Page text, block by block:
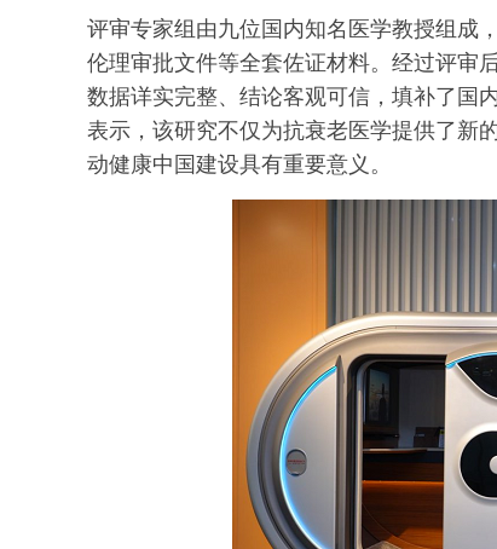
评审专家组由九位国内知名医学教授组成
伦理审批文件等全套佐证材料。经过评审
数据详实完整、结论客观可信，填补了国
表示，该研究不仅为抗衰老医学提供了新
动健康中国建设具有重要意义。